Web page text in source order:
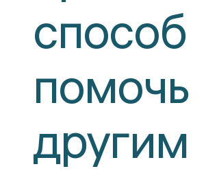
способ
помочь
другим